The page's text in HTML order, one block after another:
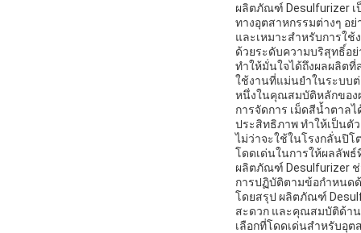
ผลิตภัณฑ์ Desulfurizer เ
ทางอุตสาหกรรมต่างๆ อ
และเหมาะสำหรับการใช้
ด้วยระดับความบริสุทธิ์อ
ทำให้มั่นใจได้ถึงผลผลิตที่
ใช้งานที่แม่นยำในระบบต่
หนึ่งในคุณสมบัติหลักของ
การจัดการ เม็ดสีน้ำตาล
ประสิทธิภาพ ทำให้เป็นตั
ไม่ว่าจะใช้ในโรงกลั่นปิ
โดดเด่นในการให้ผลลัพ
ผลิตภัณฑ์ Desulfurizer
การปฏิบัติตามข้อกำหนด
โดยสรุป ผลิตภัณฑ์
สะดวก และคุณสมบัติด้า
เลือกที่โดดเด่นสำหรับอุ